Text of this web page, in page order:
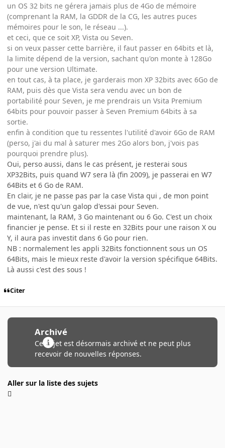
un OS 32 bits ne gérera jamais plus de 4Go de mémoire
(comprenant la RAM, la GDDR de la CG, les autres puces
mémoires pour le son, le réseau ...).
et ceci, que ce soit XP, Vista ou Seven.
si on veux passer cette barrière, il faut passer en 64bits et là,
la limite dépend de la version, sachant qu'on monte à 128Go
pour une version Ultimate.
en tout cas, à ta place, je garderais mon XP 32bits avec 6Go de
RAM, puis dès que Vista sera vendu avec un bon de
portabilité pour Seven, je me prendrais un Vsita Premium
64bits pour pouvoir passer à Seven Premium 64bits à sa
sortie.
enfin à condition que tu ressentes l'utilité d'avoir 6Go de RAM
(perso, j'ai du mal à saturer mes 2Go alors bon, j'vois pas
pourquoi prendre plus).
Oui, perso aussi, dans le cas présent, je resterai sous
XP32Bits, puis quand W7 sera là (fin 2009), je passerai en W7
64Bits et 6 Go de RAM.
En clair, je ne passe pas par la case Vista qui , de mon point
de vue, n'est qu'un galop d'essai pour Seven.
maintenant, la RAM, 3 Go maintenant ou 6 Go. C'est un choix
financier je pense. Et si il reste en 32Bits pour une raison X ou
Y, il aura pas investit dans 6 Go pour rien.
NB : normalement les appli 32Bits fonctionnent sous un OS
64Bits, mais le mieux reste d'avoir la version spécifique 64Bits.
Là aussi c'est des sous !
Citer
Archivé
Ce sujet est désormais archivé et ne peut plus
recevoir de nouvelles réponses.
Aller sur la liste des sujets